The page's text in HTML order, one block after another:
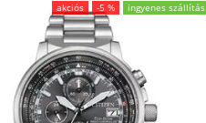
akciós -5 % ingyenes szállítás